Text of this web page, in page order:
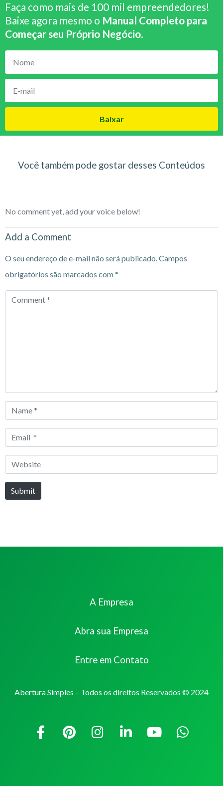
Faça como mais de 100 mil empreendedores!
Baixe agora mesmo o Manual Completo para
Começar seu Próprio Negócio.
Baixar
Você também pode gostar desses Conteúdos
No comment yet, add your voice below!
Add a Comment
O seu endereço de e-mail não será publicado.Campos
obrigatórios são marcados com*
Comment
Name
Email
Website
Submit
A Empresa
Abra sua Empresa
Entre em Contato
Abertura Simples – Todos os direitos Reservados © 2024